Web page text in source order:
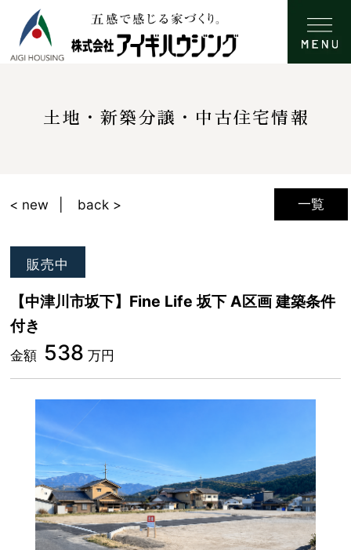
土地・新築分譲・中古住宅情報
一覧
< new back >
【中津川市坂下】Fine Life 坂下 A区画 建築条件
付き
金額 538 万円
販売中